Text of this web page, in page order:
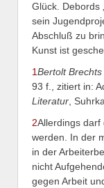
Glück. Debords
sein
Abschluß zu
Kunst ist
1Bertolt
93 f., zitiert in:
Literatur ,
2Allerdings darf
werden. In der
in der
nicht
gegen Arbeit